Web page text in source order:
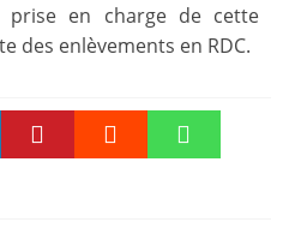
en charge de cette
des enlèvements en RDC.